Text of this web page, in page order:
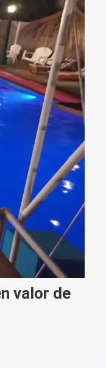
valor de